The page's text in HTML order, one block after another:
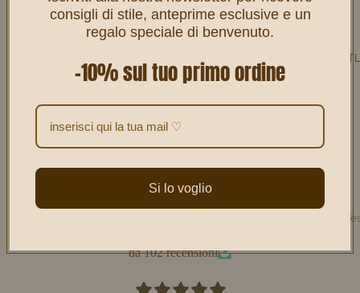
✨
-50%
Customers rate us 4.9/5 based on 102 reviews.
da 102 recensioni
consigli di stile, anteprime esclusive e un
regalo speciale di benvenuto.
-10% sul tuo primo ordine
Si lo voglio